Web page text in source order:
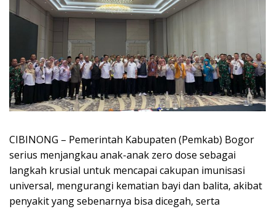
CIBINONG – Pemerintah Kabupaten (Pemkab) Bogor
serius menjangkau anak-anak zero dose sebagai
langkah krusial untuk mencapai cakupan imunisasi
universal, mengurangi kematian bayi dan balita, akibat
penyakit yang sebenarnya bisa dicegah, serta